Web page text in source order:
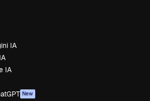
IA
IA
New